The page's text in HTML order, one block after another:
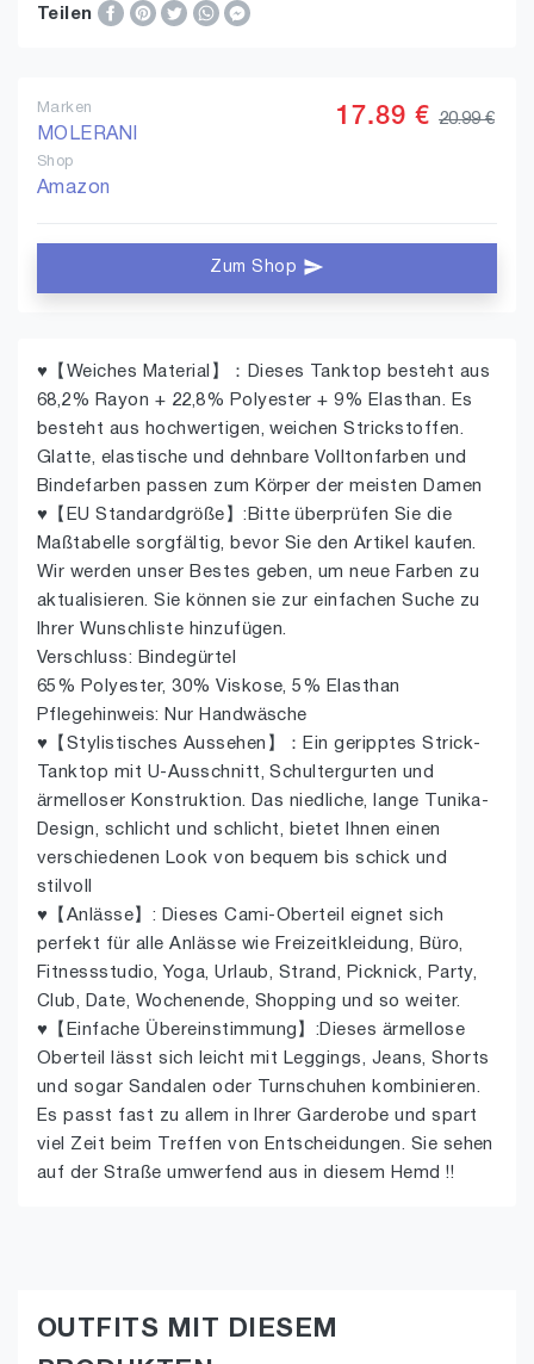
Teilen
Marken
MOLERANI
Shop
Amazon
17.89 € 20.99 €
Zum Shop
♥【Weiches Material】：Dieses Tanktop besteht aus
68,2% Rayon + 22,8% Polyester + 9% Elasthan. Es
besteht aus hochwertigen, weichen Strickstoffen.
Glatte, elastische und dehnbare Volltonfarben und
Bindefarben passen zum Körper der meisten Damen
♥【EU Standardgröße】:Bitte überprüfen Sie die
Maßtabelle sorgfältig, bevor Sie den Artikel kaufen.
Wir werden unser Bestes geben, um neue Farben zu
aktualisieren. Sie können sie zur einfachen Suche zu
Ihrer Wunschliste hinzufügen.
Verschluss: Bindegürtel
65% Polyester, 30% Viskose, 5% Elasthan
Pflegehinweis: Nur Handwäsche
♥【Stylistisches Aussehen】：Ein geripptes Strick-
Tanktop mit U-Ausschnitt, Schultergurten und
ärmelloser Konstruktion. Das niedliche, lange Tunika-
Design, schlicht und schlicht, bietet Ihnen einen
verschiedenen Look von bequem bis schick und
stilvoll
♥【Anlässe】: Dieses Cami-Oberteil eignet sich
perfekt für alle Anlässe wie Freizeitkleidung, Büro,
Fitnessstudio, Yoga, Urlaub, Strand, Picknick, Party,
Club, Date, Wochenende, Shopping und so weiter.
♥【Einfache Übereinstimmung】:Dieses ärmellose
Oberteil lässt sich leicht mit Leggings, Jeans, Shorts
und sogar Sandalen oder Turnschuhen kombinieren.
Es passt fast zu allem in Ihrer Garderobe und spart
viel Zeit beim Treffen von Entscheidungen. Sie sehen
auf der Straße umwerfend aus in diesem Hemd !!
OUTFITS MIT DIESEM